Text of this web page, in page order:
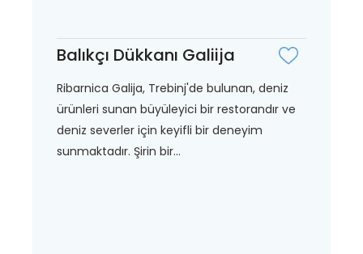
Balıkçı Dükkanı Galiija
Ribarnica Galija, Trebinj'de bulunan, deniz
ürünleri sunan büyüleyici bir restorandır ve
deniz severler için keyifli bir deneyim
sunmaktadır. Şirin bir...